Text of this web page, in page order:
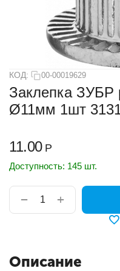
КОД: 00-00019629
Заклепка ЗУБР
Ø11мм 1шт
11.00 Р
Доступность: 145 шт.
+
−
Описание